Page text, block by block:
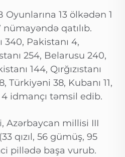
13 ölkədən 1
nümayəndə qatılıb.
340, Pakistanı 4,
254, Belarusu 240,
144, Qırğızıstanı
Türkiyəni 38, Kubanı 11,
idmançı təmsil edib.
Azərbaycan millisi III
qızıl, 56 gümüş, 95
pillədə başa vurub.